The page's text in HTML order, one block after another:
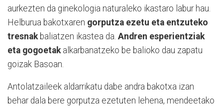
aurkezten da ginekologia naturaleko ikastaro labur hau.
Helburua bakotxaren gorputza ezetu eta entzuteko
tresnak baliatzen ikastea da. Andren esperientziak
eta gogoetak alkarbanatzeko be balioko dau zapatu
goizak Basoan.
Antolatzaileek aldarrikatu dabe andra bakotxa izan
behar dala bere gorputza ezetuten lehena, mendeetako